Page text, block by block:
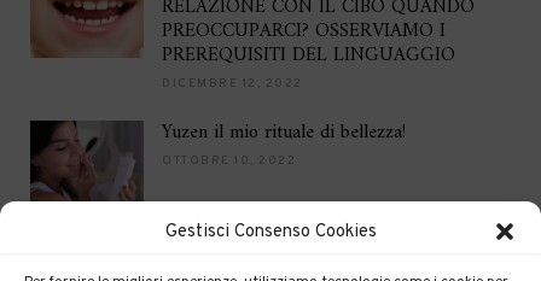
Gestisci Consenso Cookies
PREOCCUPARCI? OSSERVIAMO I
PREREQUISITI DEL LINGUAGGIO
DICEMBRE 12, 2022
Yuzen il mio rituale di bellezza!
OTTOBRE 10, 2022
DICEMBRE 16, 2021